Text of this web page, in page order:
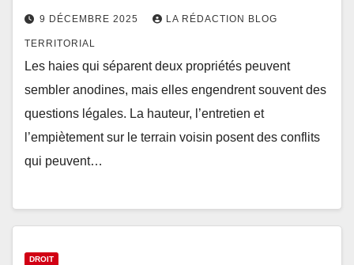
9 DÉCEMBRE 2025 LA RÉDACTION BLOG
TERRITORIAL
Les haies qui séparent deux propriétés peuvent
sembler anodines, mais elles engendrent souvent des
questions légales. La hauteur, l’entretien et
l’empiètement sur le terrain voisin posent des conflits
qui peuvent…
DROIT